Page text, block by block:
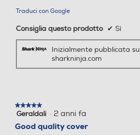
Traduci con Google
Consiglia questo prodotto ✔ Sì
Inizialmente pubblicata su
sharkninja.com
★★★★★
★★★★★
5
5
Geraldali · 2 anni fa
Good quality cover